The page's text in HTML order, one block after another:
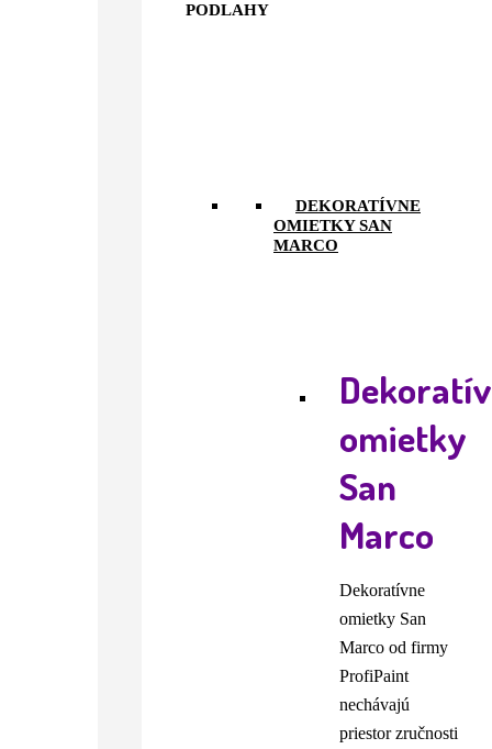
PODLAHY
DEKORATÍVNE
OMIETKY SAN
MARCO
omietky
San
Marco
Dekoratívne
omietky San
Marco od firmy
ProfiPaint
nechávajú
priestor zručnosti